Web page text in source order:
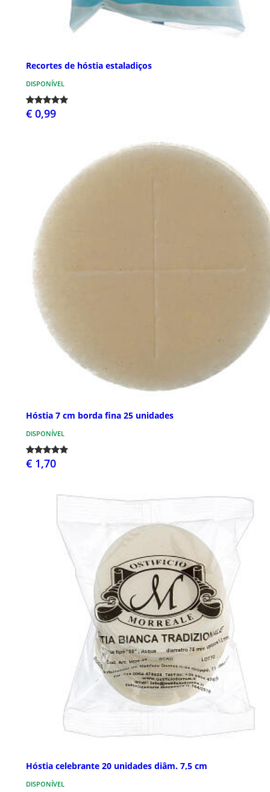
Recortes de hóstia estaladiços
DISPONÍVEL
€ 0,99
Hóstia 7 cm borda fina 25 unidades
DISPONÍVEL
€ 1,70
Hóstia celebrante 20 unidades diâm. 7,5 cm
DISPONÍVEL